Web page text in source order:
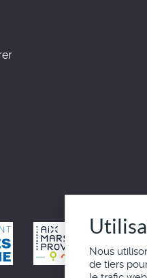
Nous
de tiers